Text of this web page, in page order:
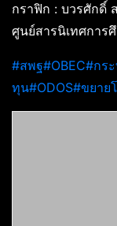
กราฟิก : บวรศักดิ์
ศูนย์สารนิเทศการ
#สพฐ#OBEC#กร
ทุน#ODOS#ขยาย